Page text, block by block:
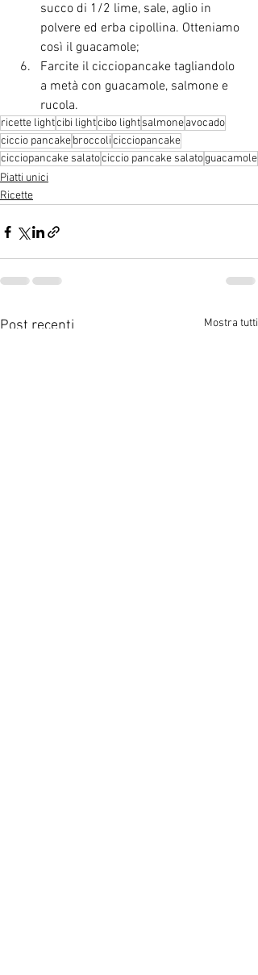
succo di 1/2 lime, sale, aglio in
polvere ed erba cipollina. Otteniamo
così il guacamole;
Farcite il cicciopancake tagliandolo
a metà con guacamole, salmone e
rucola.
ricette lightcibi lightcibo lightsalmoneavocado
ciccio pancakebroccolicicciopancake
cicciopancake salatociccio pancake salatoguacamole
Piatti unici
Ricette
Post recenti Mostra tutti